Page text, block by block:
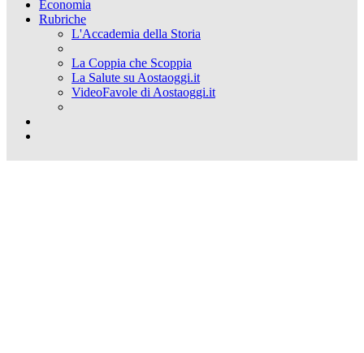
Economia
Rubriche
L'Accademia della Storia
La Coppia che Scoppia
La Salute su Aostaoggi.it
VideoFavole di Aostaoggi.it